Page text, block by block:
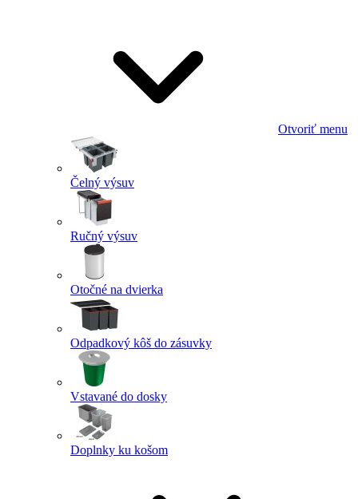
Otvoriť menu
Čelný výsuv
Ručný výsuv
Otočné na dvierka
Odpadkový kôš do zásuvky
Vstavané do dosky
Doplnky ku košom